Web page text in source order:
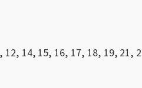
14, 15, 16, 17, 18, 19, 21,